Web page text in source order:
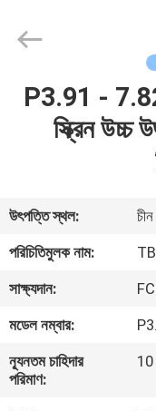
বাড়ি
VR
প্রদর্শন
আমাদের
সম্পর্কে
কারখানা
Limited.
P3.91 -
স্ক্রিন
উৎপত্তি স্থল:
চীন
পরিচিতিমুলক নাম:
সাক্ষ্যদান:
মডেল নম্বার:
ন্যূনতম চাহিদার
পরিমাণ:
10